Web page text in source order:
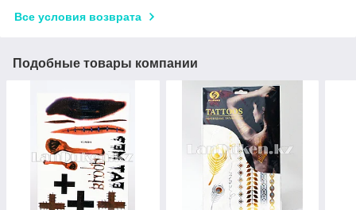
Все условия возврата
Подобные товары компании